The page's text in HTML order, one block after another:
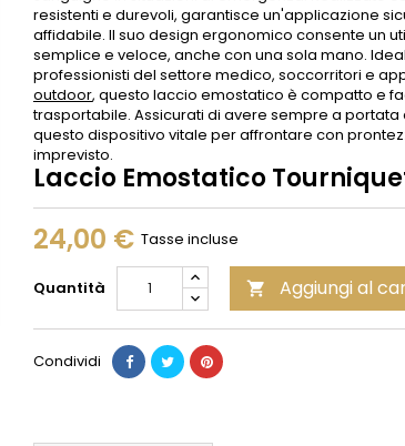
resistenti e durevoli, garantisce un'applicazione
affidabile. Il suo design ergonomico consente un
semplice e veloce, anche con una sola mano.
professionisti del settore medico, soccorritori e
outdoor, questo laccio emostatico è compatto e
trasportabile. Assicurati di avere sempre a portata
questo dispositivo vitale per affrontare con
imprevisto.
Laccio Emostatico
24,00 € Tasse incluse
Quantità  Aggiungi al
Condividi